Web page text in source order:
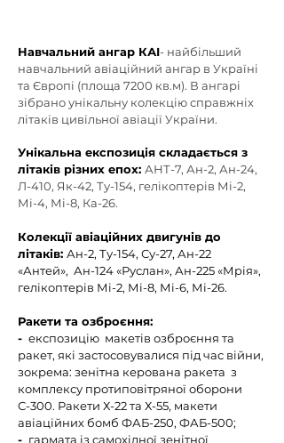
Навчальний ангар КАІ- найбільший
навчальний авіаційний ангар в Україні
та Європі (площа 7200 кв.м). В ангарі
зібрано унікальну колекцію справжніх
літаків цивільної авіації України.
Унікальна експозиція складається з
літаків різних епох: АНТ-7, Ан-2, Ан-24,
Л-410, Як-42, Ту-154, гелікоптерів Мі-2,
Мі-4, Мі-8, Ка-26.
Колекції авіаційних двигунів до
літаків: Ан-2, Ту-154, Су-27, Ан-22
«Антей», Ан-124 «Руслан», Ан-225 «Мрія»,
гелікоптерів Мі-2, Мі-8, Мі-6, Мі-26.
Ракети та озброєння:
- експозицію макетів озброєння та
ракет, які застосовувалися під час війни,
зокрема: зенітна керована ракета з
комплексу протиповітряної оборони
С-300. Ракети Х-22 та Х-55, макети
авіаційних бомб ФАБ-250, ФАБ-500;
- гармата із самохідної зенітної